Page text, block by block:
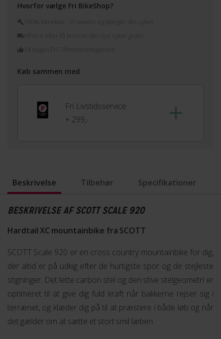
Hvorfor vælge Fri BikeShop?
100% køreklar - Vi samler og klargør din cykel
14 dages Fri Tilfredshedsgaranti
Køb sammen med
Fri Livstidsservice
+ 299,-
Beskrivelse Tilbehør Specifikationer
BESKRIVELSE AF SCOTT SCALE 920
Hardtail XC mountainbike fra SCOTT
SCOTT Scale 920 er en cross country mountainbike for dig,
der altid er på udkig efter de hurtigste spor og de stejleste
stigninger. Det lette carbon stel og den stive stelgeometri er
optimeret til at give dig fuld kraft når bakkerne rejser sig i
terrænet, og klæder dig på til at præstere i både løb og når
det gælder om at sætte et stort smil læben.